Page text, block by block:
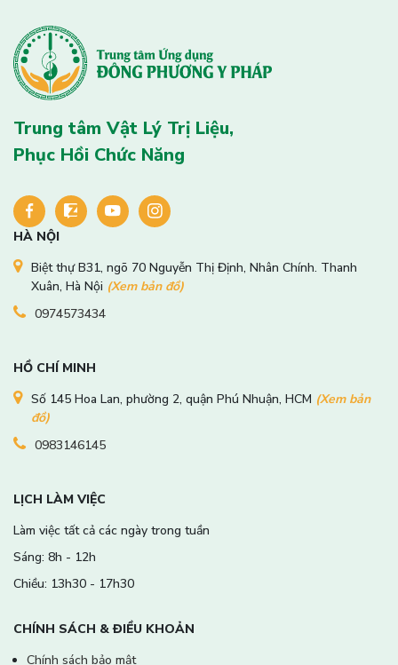
Trung tâm Vật Lý Trị Liệu,
Phục Hồi Chức Năng
HÀ NỘI
Biệt thự B31, ngõ 70 Nguyễn Thị Định, Nhân Chính. Thanh
Xuân, Hà Nội (Xem bản đồ)
0974573434
HỒ CHÍ MINH
Số 145 Hoa Lan, phường 2, quận Phú Nhuận, HCM (Xem bản
đồ)
0983146145
LỊCH LÀM VIỆC
Làm việc tất cả các ngày trong tuần
Sáng: 8h - 12h
Chiều: 13h30 - 17h30
CHÍNH SÁCH & ĐIỀU KHOẢN
Chính sách bảo mật